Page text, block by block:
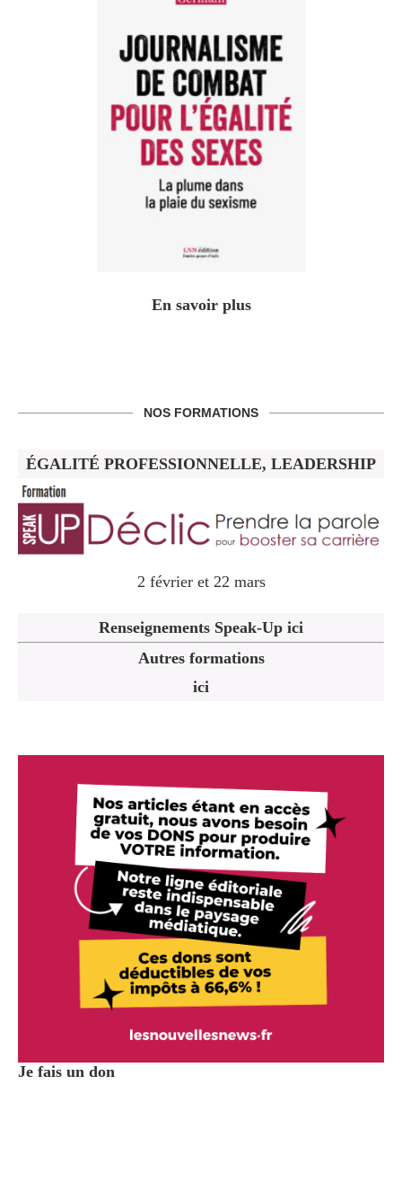
En savoir plus
NOS FORMATIONS
ÉGALITÉ PROFESSIONNELLE, LEADERSHIP
2 février et 22 mars
Renseignements Speak-Up ici
Autres formations
ici
Je fais un don